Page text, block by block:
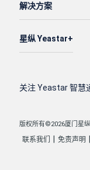
解决方案
星纵 Yeastar
关注 Yeastar 智慧
版权所有©2026厦门星
联系我们 | 免责声明 |